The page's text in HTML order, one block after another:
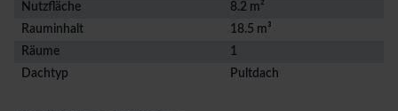
Nutzfläche
8.2 m²
Rauminhalt
18.5 m³
Räume
1
Dachtyp
Pultdach